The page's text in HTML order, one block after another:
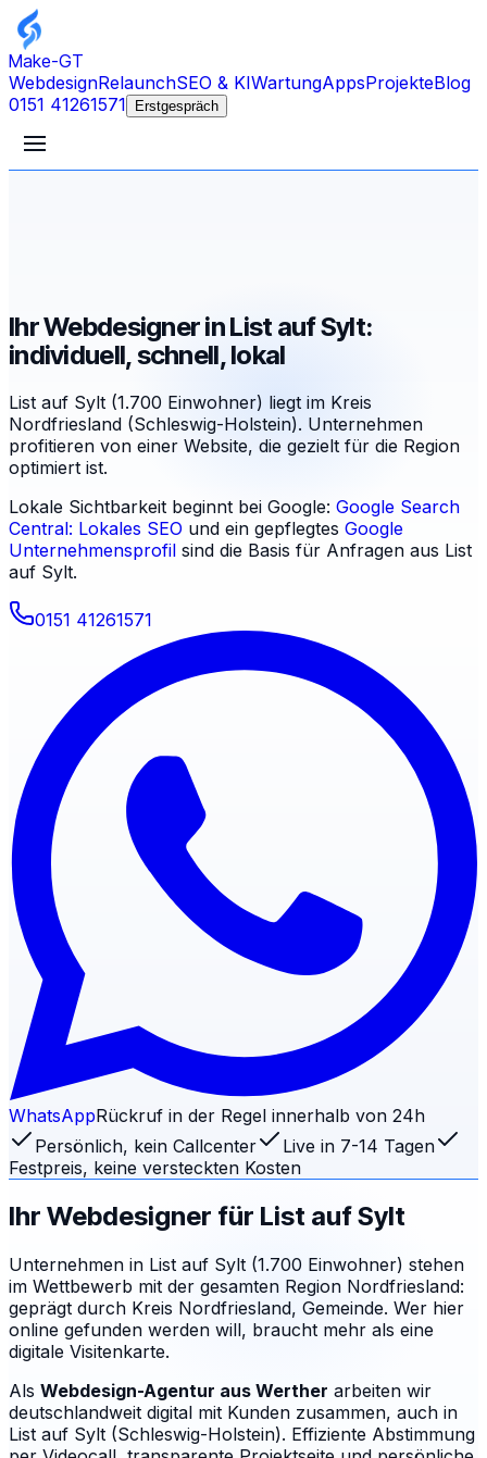
Make-GT
WebdesignRelaunchSEO & KIWartungAppsProjekteBlog
0151 41261571
Erstgespräch
Ihr Webdesigner in List auf Sylt:
individuell, schnell, lokal
List auf Sylt (1.700 Einwohner) liegt im Kreis
Nordfriesland (Schleswig-Holstein). Unternehmen
profitieren von einer Website, die gezielt für die Region
optimiert ist.
Lokale Sichtbarkeit beginnt bei Google: Google Search
Central: Lokales SEO und ein gepflegtes Google
Unternehmensprofil sind die Basis für Anfragen aus List
auf Sylt.
0151 41261571
WhatsAppRückruf in der Regel innerhalb von 24h
Persönlich, kein Callcenter
Live in 7-14 Tagen
Festpreis, keine versteckten Kosten
Ihr Webdesigner für List auf Sylt
Unternehmen in List auf Sylt (1.700 Einwohner) stehen
im Wettbewerb mit der gesamten Region Nordfriesland:
geprägt durch Kreis Nordfriesland, Gemeinde. Wer hier
online gefunden werden will, braucht mehr als eine
digitale Visitenkarte.
Als Webdesign-Agentur aus Werther arbeiten wir
deutschlandweit digital mit Kunden zusammen, auch in
List auf Sylt (Schleswig-Holstein). Effiziente Abstimmung